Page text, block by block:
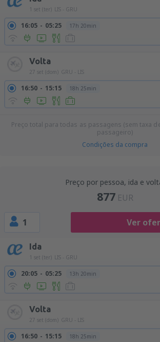
1 set (ter) LIS - GRU
16:05 05:25 17h 20min
Volta
27 set (dom) GRU - LIS
16:50 15:15 18h 25min
Preço total para todas as passagens (sem taxa
passageiro)
Condições da compra
Preço por pessoa, ida e
877 EUR
1 Ver
Ida
1 set (ter) LIS - GRU
20:05 05:25 13h 20min
Volta
27 set (dom) GRU - LIS
16:50 15:15 18h 25min